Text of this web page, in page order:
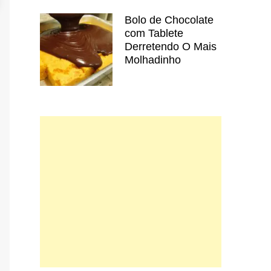
Bolo de Chocolate
com Tablete
Derretendo O Mais
Molhadinho